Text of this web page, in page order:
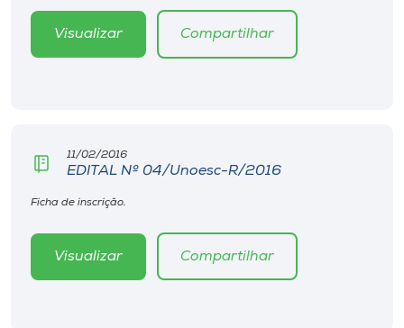
Rádio
o idioma
Visualizar Compartilhar
11/02/2016
EDITAL Nº 04/Unoesc-R/2016
Ficha de inscrição.
Visualizar Compartilhar